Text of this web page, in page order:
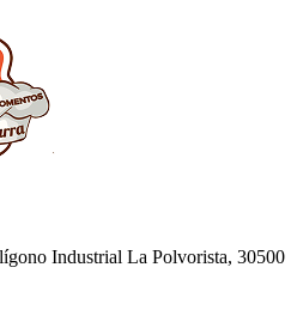
Industrial La Polvorista, 30500